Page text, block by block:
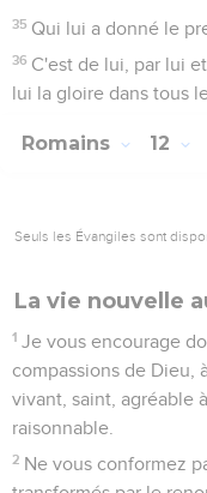
préoccupez pas de
Romains 14
1
Accueillez celui qui
L'un a la conviction
est faible dans la foi,
Que celui qui mange
fait pas, et que celui
celui qui le fait, car